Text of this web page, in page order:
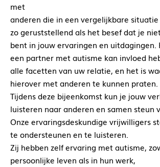
met
anderen die in een vergelijkbare
zo geruststellend als het besef dat je
bent in jouw ervaringen en uitdagingen.
een partner met autisme kan invloed
alle facetten van uw relatie, en het is
hierover met anderen te kunnen praten.
Tijdens deze bijeenkomst kun je jouw
luisteren naar anderen en samen steun
Onze ervaringsdeskundige vrijwilligers
te ondersteunen en te luisteren.
Zij hebben zelf ervaring met autisme,
persoonlijke leven als in hun werk,